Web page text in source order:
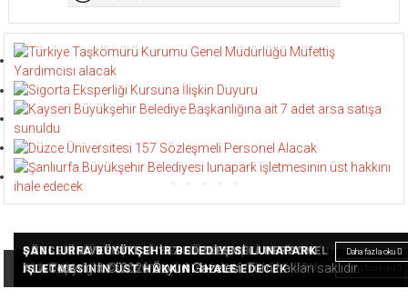
TÜRKIYE TAŞKÖMÜRÜ KURUMU GENEL MÜDÜRLÜĞÜ
MÜFETTIŞ YARDIMCISI ALACAK
Daha fazla oku
SIGORTA EKSPERLIĞI KURSUNA İLIŞKIN DUYURU Daha fazla oku
KAYSERI BÜYÜKŞEHIR BELEDIYE BAŞKANLIĞINA
AIT 7 ADET ARSA SATIŞA SUNULDU
Daha fazla oku
DÜZCE ÜNIVERSITESI 157 SÖZLEŞMELI PERSONEL
ALACAK
Daha fazla oku
ŞANLIURFA BÜYÜKŞEHIR BELEDIYESI LUNAPARK
IŞLETMESININ ÜST HAKKINI IHALE EDECEK
Daha fazla oku
Copyright © 2026Özyurt Gazetesi. Tüm hakları saklıdır.